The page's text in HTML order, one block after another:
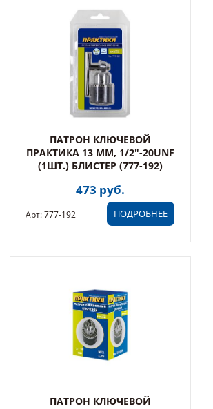
ПАТРОН КЛЮЧЕВОЙ
ПРАКТИКА 13 ММ, 1/2"-20UNF
(1ШТ.) БЛИСТЕР (777-192)
473 руб.
ПОДРОБНЕЕ
Арт: 777-192
ПАТРОН КЛЮЧЕВОЙ